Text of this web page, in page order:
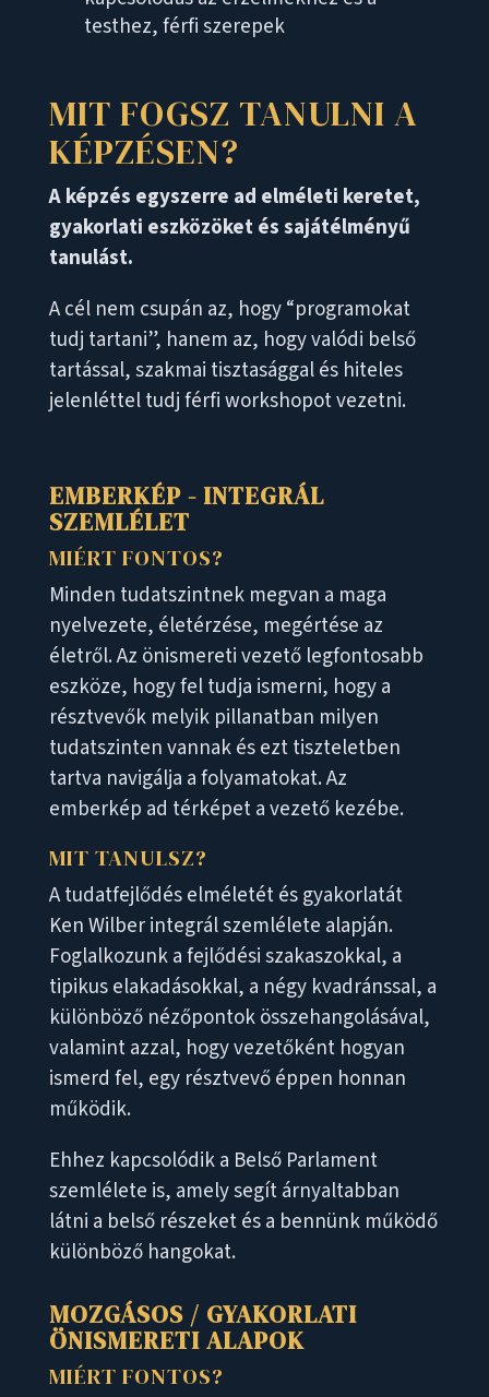
testhez, férfi szerepek
MIT FOGSZ TANULNI A
KÉPZÉSEN?
A képzés egyszerre ad elméleti keretet,
gyakorlati eszközöket és sajátélményű
tanulást.
A cél nem csupán az, hogy “programokat
tudj tartani”, hanem az, hogy valódi belső
tartással, szakmai tisztasággal és hiteles
jelenléttel tudj férfi workshopot vezetni.
EMBERKÉP - INTEGRÁL
SZEMLÉLET
MIÉRT FONTOS?
Minden tudatszintnek megvan a maga
nyelvezete, életérzése, megértése az
életről. Az önismereti vezető legfontosabb
eszköze, hogy fel tudja ismerni, hogy a
résztvevők melyik pillanatban milyen
tudatszinten vannak és ezt tiszteletben
tartva navigálja a folyamatokat. Az
emberkép ad térképet a vezető kezébe.
MIT TANULSZ?
A tudatfejlődés elméletét és gyakorlatát
Ken Wilber integrál szemlélete alapján.
Foglalkozunk a fejlődési szakaszokkal, a
tipikus elakadásokkal, a négy kvadránssal, a
különböző nézőpontok összehangolásával,
valamint azzal, hogy vezetőként hogyan
ismerd fel, egy résztvevő éppen honnan
működik.
Ehhez kapcsolódik a Belső Parlament
szemlélete is, amely segít árnyaltabban
látni a belső részeket és a bennünk működő
különböző hangokat.
MOZGÁSOS / GYAKORLATI
ÖNISMERETI ALAPOK
MIÉRT FONTOS?